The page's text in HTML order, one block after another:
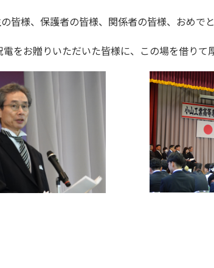
皆様、保護者の皆様、関係者の皆様、おめで
をお贈りいただいた皆様に、この場を借りて